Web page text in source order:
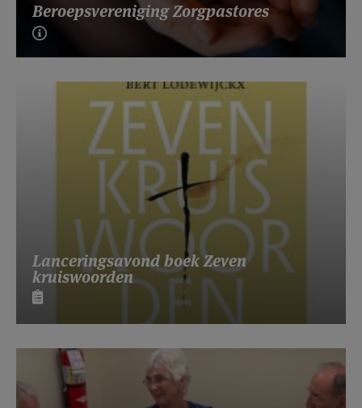
Beroepsvereniging Zorgpastores
Lanceringsavond boek Zeven
kruiswoorden